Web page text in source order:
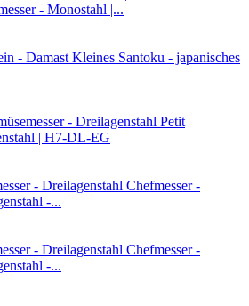
- Monostahl |...
Kleines Santoku - japanisches
Petit
| H7-DL-EG
Chefmesser -
-...
Chefmesser -
-...